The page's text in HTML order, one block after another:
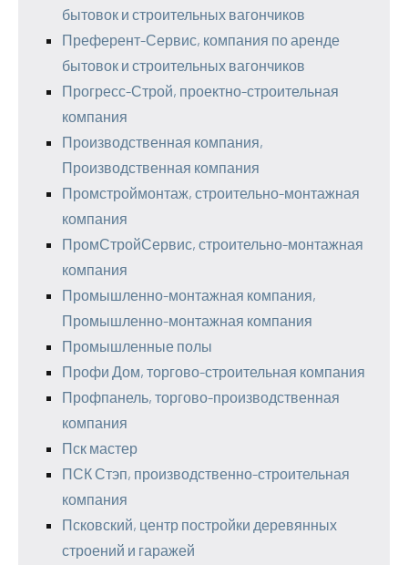
бытовок и строительных вагончиков
Преферент-Сервис, компания по аренде
бытовок и строительных вагончиков
Прогресс-Строй, проектно-строительная
компания
Производственная компания,
Производственная компания
Промстроймонтаж, строительно-монтажная
компания
ПромСтройСервис, строительно-монтажная
компания
Промышленно-монтажная компания,
Промышленно-монтажная компания
Промышленные полы
Профи Дом, торгово-строительная компания
Профпанель, торгово-производственная
компания
Пск мастер
ПСК Стэп, производственно-строительная
компания
Псковский, центр постройки деревянных
строений и гаражей